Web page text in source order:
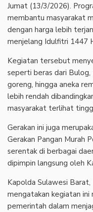
Jumat (13/3/2026).
membantu masyarakat
dengan harga lebih
menjelang Idulfitri 1447
Kegiatan tersebut
seperti beras dari
goreng, hingga aneka
lebih rendah
masyarakat terlihat
Gerakan ini juga
Gerakan Pangan Murah
serentak di berbagai
dipimpin langsung oleh
Kapolda Sulawesi
mengatakan kegiatan ini
pemerintah dalam